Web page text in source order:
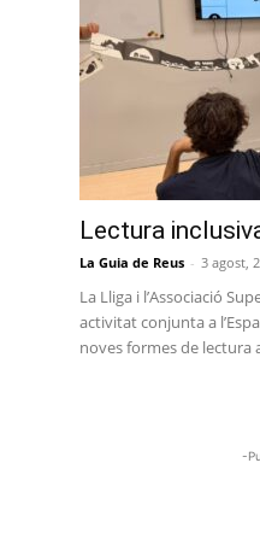
Lectura
La Guia de Reus - 3 agost,
La Lliga i l’Associació
activitat conjunta a
noves formes de lectura
-